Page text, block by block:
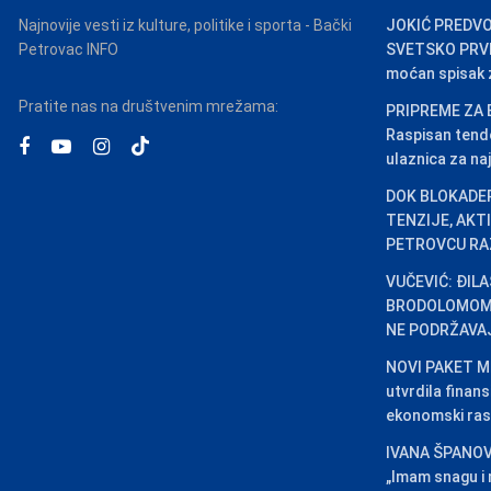
Najnovije vesti iz kulture, politike i sporta - Bački
Petrovac INFO
Pratite nas na društvenim mrežama:
JOKIĆ
SVETSKO
moćan spisak
PRIPREME ZA
Raspisan
ulaznica za
DOK
TENZIJE,
PETROVCU
VUČEVIĆ:
NE
NOVI PAKET
utvrdila
ekonomski
IVANA
„Imam snagu